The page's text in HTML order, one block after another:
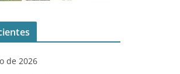
de 2026